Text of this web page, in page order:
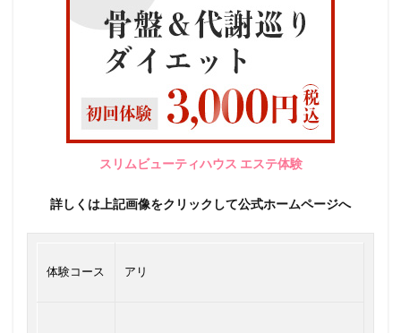
スリムビューティハウス エステ体験
詳しくは上記画像をクリックして公式ホームページへ
体験コース アリ